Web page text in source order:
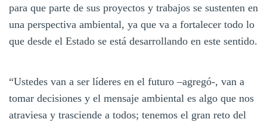
para que parte de sus proyectos y trabajos se sustenten en
una perspectiva ambiental, ya que va a fortalecer todo lo
que desde el Estado se está desarrollando en este sentido.
“Ustedes van a ser líderes en el futuro –agregó-, van a
tomar decisiones y el mensaje ambiental es algo que nos
atraviesa y trasciende a todos; tenemos el gran reto del